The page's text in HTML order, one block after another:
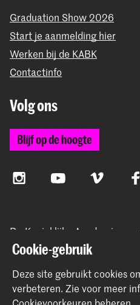
Graduation Show 2026
Start je aanmelding hier
Werken bij de KABK
Contactinfo
Volg ons
Blijf op de hoogte
InstagramYouTube Vimeo
De Koninklijke Academie
samen met het Koninklijk
der Kunsten Den Haag
Cookie-gebruik
Deze site gebruikt cookies
verbeteren. Zie voor meer